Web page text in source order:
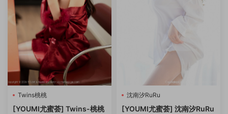
Twins桃桃
[YOUMI尤蜜荟] Twins-桃桃
沈南汐RuRu
[YOUMI尤蜜荟] 沈南汐RuRu